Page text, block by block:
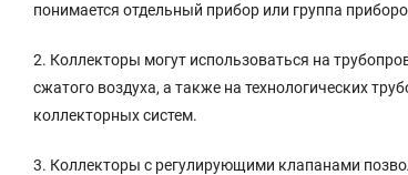
понимается отдельный прибор или группа
2. Коллекторы могут использоваться на
сжатого воздуха, а также на технологических
коллекторных систем.
3. Коллекторы с регулирующими клапанами